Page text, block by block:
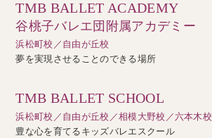
TMB BALLET ACADEMY
谷桃子バレエ団附属アカデミー
浜松町校／自由が丘校
夢を実現させることのできる場所
TMB BALLET SCHOOL
浜松町校／自由が丘校／相模大野校／六本木校
豊な心を育てるキッズバレエスクール